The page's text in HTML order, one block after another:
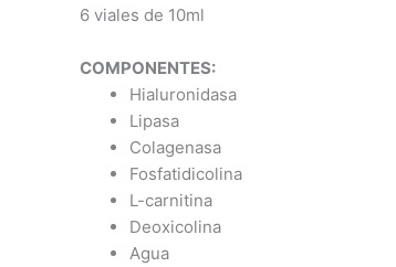
6 viales de 10ml
COMPONENTES:
Hialuronidasa
Lipasa
Colagenasa
Fosfatidicolina
L-carnitina
Deoxicolina
Agua